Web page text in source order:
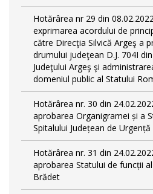
Hotărârea nr 29 din
exprimarea acordului de
către Direcţia Silvică Argeş a
drumului judeţean D.J. 704I
Judeţului Argeş şi
domeniul public al Statului
Hotărârea nr. 30 din
aprobarea Organigramei și a
Spitalului Județean de
Hotărârea nr. 31 din
aprobarea Statului de funcții
Brădet